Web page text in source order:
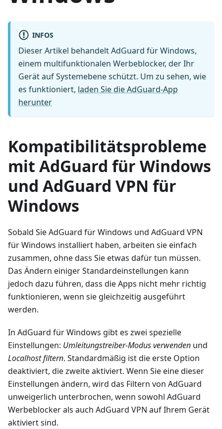
INFOS
Dieser Artikel behandelt AdGuard für Windows,
einem multifunktionalen Werbeblocker, der Ihr
Gerät auf Systemebene schützt. Um zu sehen, wie
es funktioniert, laden Sie die AdGuard-App
herunter
Kompatibilitätsprobleme
mit AdGuard für Windows
und AdGuard VPN für
Windows
Sobald Sie AdGuard für Windows und AdGuard VPN
für Windows installiert haben, arbeiten sie einfach
zusammen, ohne dass Sie etwas dafür tun müssen.
Das Ändern einiger Standardeinstellungen kann
jedoch dazu führen, dass die Apps nicht mehr richtig
funktionieren, wenn sie gleichzeitig ausgeführt
werden.
In AdGuard für Windows gibt es zwei spezielle
Einstellungen: Umleitungstreiber-Modus verwenden und
Localhost filtern. Standardmäßig ist die erste Option
deaktiviert, die zweite aktiviert. Wenn Sie eine dieser
Einstellungen ändern, wird das Filtern von AdGuard
unweigerlich unterbrochen, wenn sowohl AdGuard
Werbeblocker als auch AdGuard VPN auf Ihrem Gerät
aktiviert sind.